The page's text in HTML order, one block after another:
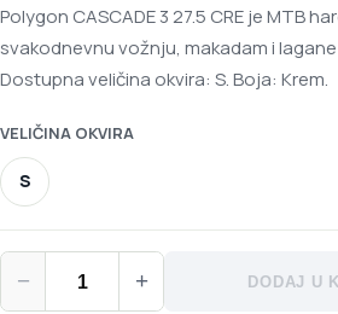
Polygon CASCADE 3 27.5 CRE je MTB
svakodnevnu vožnju, makadam i
Dostupna veličina okvira: S. Boja: Krem.
VELIČINA OKVIRA
S
− + DODAJ U